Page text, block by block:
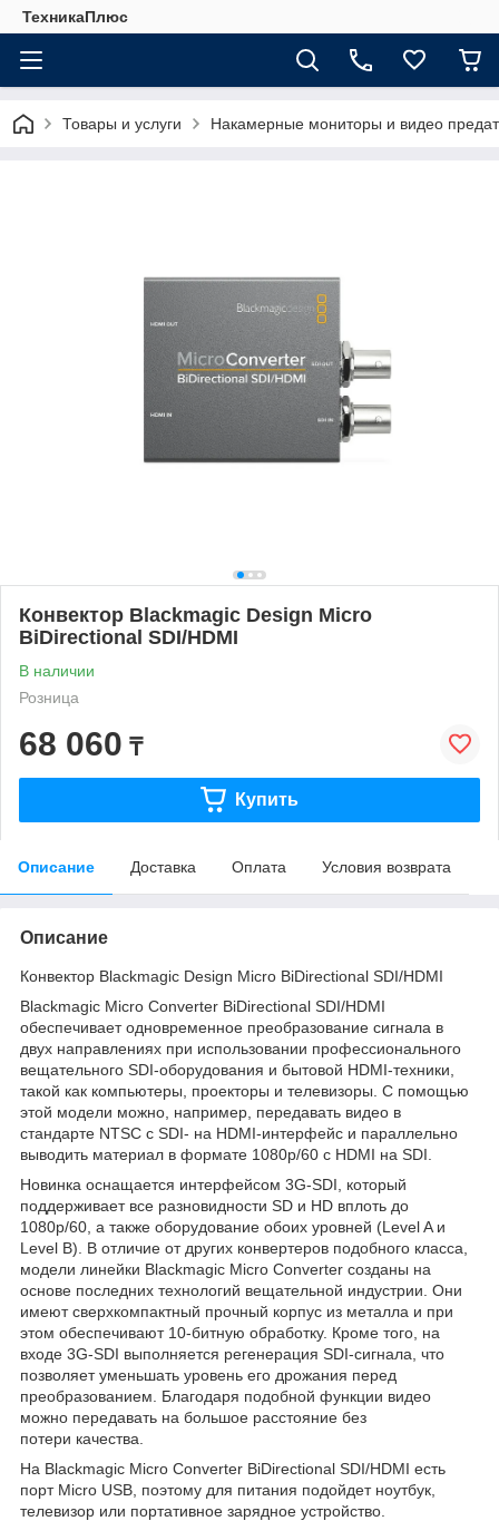
ТехникаПлюс
Товары и услуги Накамерные мониторы и видео
Конвектор Blackmagic Design Micro
BiDirectional SDI/HDMI
В наличии
Розница
68 060 ₸
Купить
Описание Доставка Оплата Условия возврата
Описание
Конвектор Blackmagic Design Micro BiDirectional SDI/HDMI
Blackmagic Micro Converter BiDirectional SDI/HDMI
обеспечивает одновременное преобразование сигнала в
двух направлениях при использовании профессионального
вещательного SDI-оборудования и бытовой HDMI-техники,
такой как компьютеры, проекторы и телевизоры. С помощью
этой модели можно, например, передавать видео в
стандарте NTSC с SDI- на HDMI-интерфейс и параллельно
выводить материал в формате 1080p/60 с HDMI на SDI.
Новинка оснащается интерфейсом 3G-SDI, который
поддерживает все разновидности SD и HD вплоть до
1080p/60, а также оборудование обоих уровней (Level A и
Level B). В отличие от других конвертеров подобного класса,
модели линейки Blackmagic Micro Converter созданы на
основе последних технологий вещательной индустрии. Они
имеют сверхкомпактный прочный корпус из металла и при
этом обеспечивают 10-битную обработку. Кроме того, на
входе 3G-SDI выполняется регенерация SDI-сигнала, что
позволяет уменьшать уровень его дрожания перед
преобразованием. Благодаря подобной функции видео
можно передавать на большое расстояние без
потери качества.
На Blackmagic Micro Converter BiDirectional SDI/HDMI есть
порт Micro USB, поэтому для питания подойдет ноутбук,
телевизор или портативное зарядное устройство.